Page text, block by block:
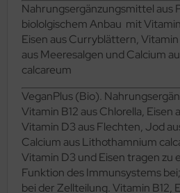
Nahrungsergänzungsmittel aus
biololgischem Anbau mit
Eisen aus Curryblättern,
aus Meeresalgen und Calcium
calcareum
VeganPlus (Bio).
Vitamin B12 aus Chlorella,
Vitamin D3 aus Flechten, Jod
Calcium aus Lithothamnium
Vitamin D3 und Eisen tragen zu
Funktion des Immunsystems
bei der Zellteilung. Vitamin B12,